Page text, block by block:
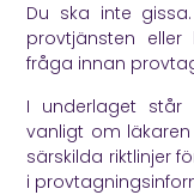
Du ska inte
provtjänsten eller
fråga innan
I underlaget står
vanligt om
särskilda riktlinjer
i